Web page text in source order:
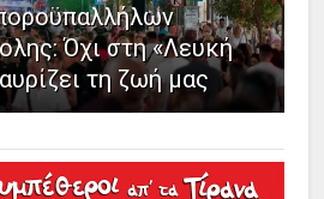
Όχι στη «Λευκή
τη ζωή μας